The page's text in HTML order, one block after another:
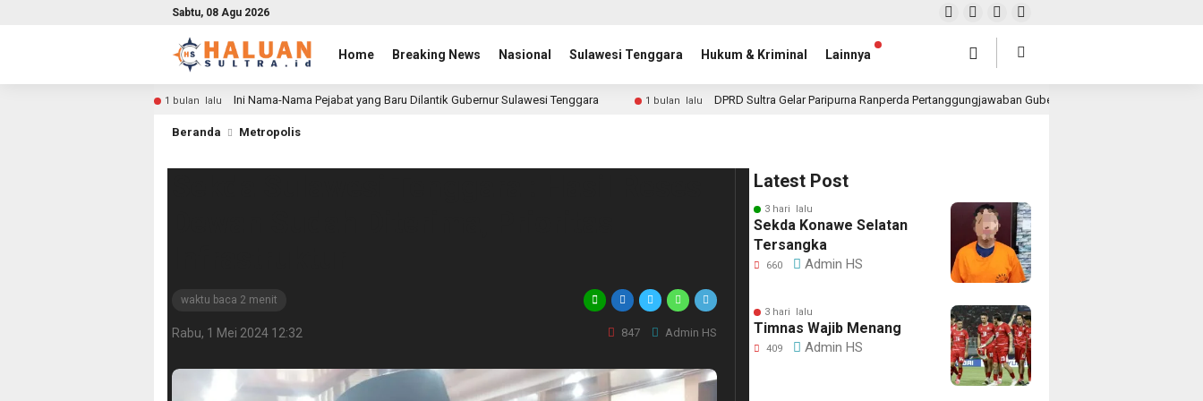
Sabtu, 08 Agu 2026
Home Breaking News Nasional Sulawesi Tenggara Hukum & Kriminal Lainnya
1 bulan lalu Ini Nama-Nama Pejabat yang Baru Dilantik Gubernur Sulawesi Tenggara 1 bulan lalu DPRD Sultra Gelar Paripurna Ranperda Pertanggungjawaban Gubernur 2025, Realisasi APBD
Beranda Metropolis
waktu baca 2 menit
Rabu, 1 Mei 2024 12:32 847 Admin HS
Latest Post
3 hari lalu
Sekda Konawe Selatan
Tersangka
660 Admin HS
3 hari lalu
Timnas Wajib Menang
409 Admin HS